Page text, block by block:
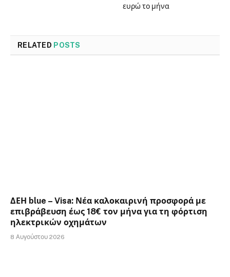
ευρώ το μήνα
RELATED POSTS
ΔΕΗ blue – Visa: Νέα καλοκαιρινή προσφορά με
επιβράβευση έως 18€ τον μήνα για τη φόρτιση
ηλεκτρικών οχημάτων
8 Αυγούστου 2026